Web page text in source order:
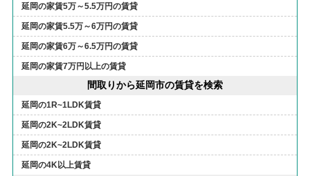
延岡の家賃5万～5.5万円の賃貸
延岡の家賃5.5万～6万円の賃貸
延岡の家賃6万～6.5万円の賃貸
延岡の家賃7万円以上の賃貸
間取りから延岡市の賃貸を検索
延岡の1R~1LDK賃貸
延岡の2K~2LDK賃貸
延岡の2K~2LDK賃貸
延岡の4K以上賃貸